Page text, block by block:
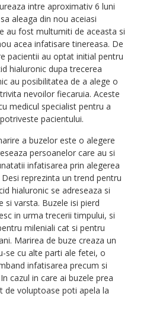
intre aproximativ 6 luni
aleaga din nou aceiasi
au fost multumiti de aceasta si
acea infatisare tinereasa. De
pacientii au optat initial pentru
hialuronic dupa trecerea
au posibilitatea de a alege o
nevoilor fiecaruia. Aceste
medicul specialist pentru a
pacientului.
a buzelor este o alegere
persoanelor care au si
infatisarea prin alegerea
reprezinta un trend pentru
hialuronic se adreseaza si
si varsta. Buzele isi pierd
in urma trecerii timpului, si
mileniali cat si pentru
Marirea de buze creaza un
se cu alte parti ale fetei, o
infatisarea precum si
cazul in care ai buzele prea
de voluptoase poti apela la